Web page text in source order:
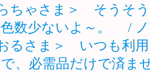
ちゃさま＞ そうそ
数少ないよ～。 / ノ
るさま＞ いつも利用
、必需品だけで済ま